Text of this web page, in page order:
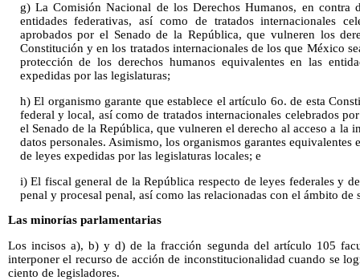
g) La Comisión Nacional de los Derechos Humanos, en contra
entidades federativas, así como de tratados internacionales
aprobados por el Senado de la República, que vulneren los
Constitución y en los tratados internacionales de los que México
protección de los derechos humanos equivalentes en las
expedidas por las legislaturas;
h) El organismo garante que establece el artículo 6o. de esta
federal y local, así como de tratados internacionales celebrados
el Senado de la República, que vulneren el derecho al acceso a la
datos personales. Asimismo, los organismos garantes equivalentes
de leyes expedidas por las legislaturas locales; e
i) El fiscal general de la República respecto de leyes federales y
penal y procesal penal, así como las relacionadas con el ámbito de
Las minorías parlamentarias
Los incisos a), b) y d) de la fracción segunda del artículo 105
interponer el recurso de acción de inconstitucionalidad cuando se
ciento de legisladores.